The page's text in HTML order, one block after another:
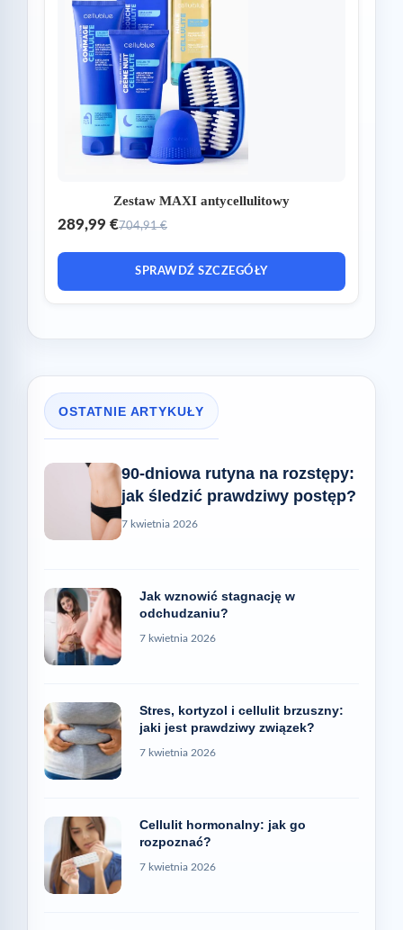
Zestaw MAXI antycellulitowy
289,99 €704,91 €
SPRAWDŹ SZCZEGÓŁY
OSTATNIE ARTYKUŁY
90-dniowa rutyna na rozstępy:
jak śledzić prawdziwy postęp?
7 kwietnia 2026
Jak wznowić stagnację w
odchudzaniu?
7 kwietnia 2026
Stres, kortyzol i cellulit brzuszny:
jaki jest prawdziwy związek?
7 kwietnia 2026
Cellulit hormonalny: jak go
rozpoznać?
7 kwietnia 2026